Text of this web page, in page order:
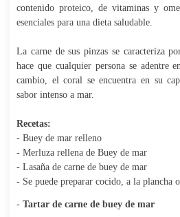
contenido proteico, de vitaminas y
esenciales para una dieta saludable.
La carne de sus pinzas se caracteriza
hace que cualquier persona se adentre
cambio, el coral se encuentra en su
sabor intenso a mar.
Recetas:
- Buey de mar relleno
- Merluza rellena de Buey de mar
- Lasaña de carne de buey de mar
- Se puede preparar cocido, a la plancha
-Tartar de carne de buey de mar